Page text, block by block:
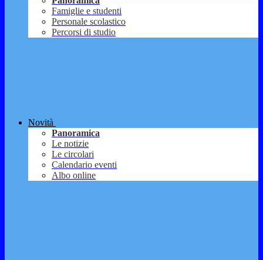
Famiglie e studenti
Personale scolastico
Percorsi di studio
Novità
Panoramica
Le notizie
Le circolari
Calendario eventi
Albo online